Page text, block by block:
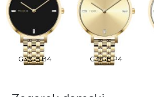
G37GB.B4 G37GB.P4